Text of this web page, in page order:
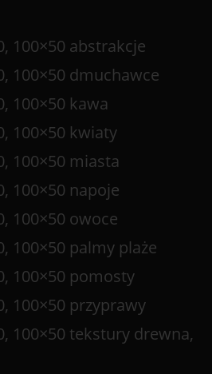
100×50 abstrakcje
100×50 dmuchawce
100×50 kawa
100×50 kwiaty
100×50 miasta
100×50 napoje
100×50 owoce
100×50 palmy plaże
100×50 pomosty
100×50 przyprawy
100×50 tekstury drewna,